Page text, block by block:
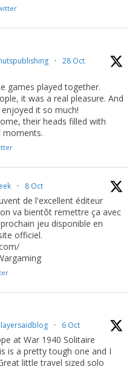
· 28 Oct
games played together.
it was a real pleasure. And
it so much!
their heads filled with
moments.
· 8 Oct
de l'excellent éditeur
va bientôt remettre ça avec
jeu disponible en
officiel.
· 6 Oct
at War 1940 Solitaire
is a pretty tough one and I
little travel sized solo